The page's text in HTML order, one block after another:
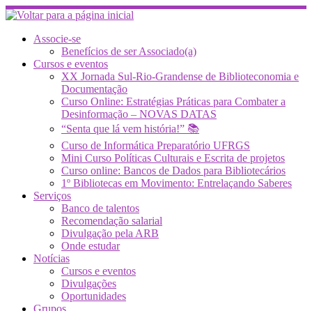
Skip
to
contentAssocie-se
Benefícios de ser Associado(a)
Cursos e eventos
XX Jornada Sul-Rio-Grandense de Biblioteconomia e
Documentação
Curso Online: Estratégias Práticas para Combater a
Desinformação – NOVAS DATAS
“Senta que lá vem história!” 📚
Curso de Informática Preparatório UFRGS
Mini Curso Políticas Culturais e Escrita de projetos
Curso online: Bancos de Dados para Bibliotecários
1º Bibliotecas em Movimento: Entrelaçando Saberes
Serviços
Banco de talentos
Recomendação salarial
Divulgação pela ARB
Onde estudar
Notícias
Cursos e eventos
Divulgações
Oportunidades
Grupos